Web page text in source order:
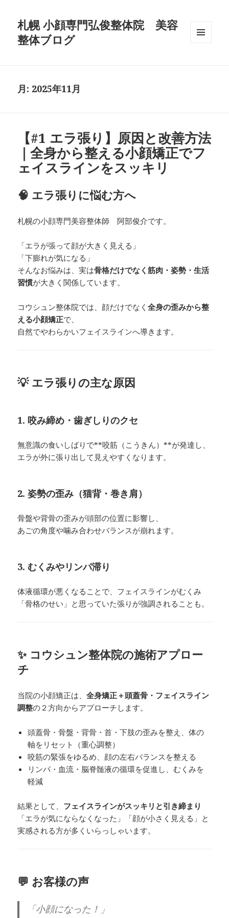
札幌 小顔専門弘俊整体院 美容
整体ブログ
月: 2025年11月
【#1 エラ張り】原因と改善方法
｜全身から整える小顔矯正でフ
ェイスラインをスッキリ
🧠 エラ張りに悩む方へ
札幌の小顔専門美容整体師 阿部俊介です。
「エラが張って顔が大きく見える」
「下膨れが気になる」
そんなお悩みは、実は骨格だけでなく筋肉・姿勢・生活
習慣が大きく関係しています。
コウシュン整体院では、顔だけでなく全身の歪みから整
える小顔矯正で、
自然でやわらかいフェイスラインへ導きます。
💡 エラ張りの主な原因
1. 咬み締め・歯ぎしりのクセ
無意識の食いしばりで**咬筋（こうきん）**が発達し、
エラが外に張り出して見えやすくなります。
2. 姿勢の歪み（猫背・巻き肩）
骨盤や背骨の歪みが頭部の位置に影響し、
あごの角度や噛み合わせバランスが崩れます。
3. むくみやリンパ滞り
体液循環が悪くなることで、フェイスラインがむくみ
「骨格のせい」と思っていた張りが強調されることも。
✨ コウシュン整体院の施術アプロー
チ
当院の小顔矯正は、全身矯正＋頭蓋骨・フェイスライン
調整の２方向からアプローチします。
頭蓋骨・骨盤・背骨・首・下肢の歪みを整え、体の
軸をリセット（重心調整）
咬筋の緊張をゆるめ、顔の左右バランスを整える
リンパ・血流・脳脊髄液の循環を促進し、むくみを
軽減
結果として、 フェイスラインがスッキリと引き締まり
「エラが気にならなくなった」「顔が小さく見える」と
実感される方が多くいらっしゃいます。
💬 お客様の声
「小顔になった！」